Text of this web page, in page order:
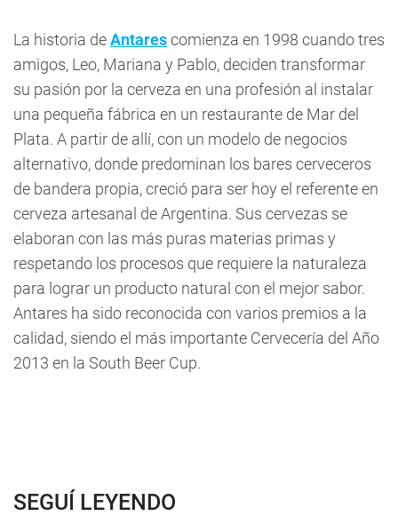
La historia deAntarescomienza en 1998 cuando tres
amigos, Leo, Mariana y Pablo, deciden transformar
su pasión por la cerveza en una profesión al instalar
una pequeña fábrica en un restaurante de Mar del
Plata. A partir de allí, con un modelo de negocios
alternativo, donde predominan los bares cerveceros
de bandera propia, creció para ser hoy el referente en
cerveza artesanal de Argentina. Sus cervezas se
elaboran con las más puras materias primas y
respetando los procesos que requiere la naturaleza
para lograr un producto natural con el mejor sabor.
Antares ha sido reconocida con varios premios a la
calidad, siendo el más importante Cervecería del Año
2013 en la South Beer Cup.
SEGUÍ LEYENDO